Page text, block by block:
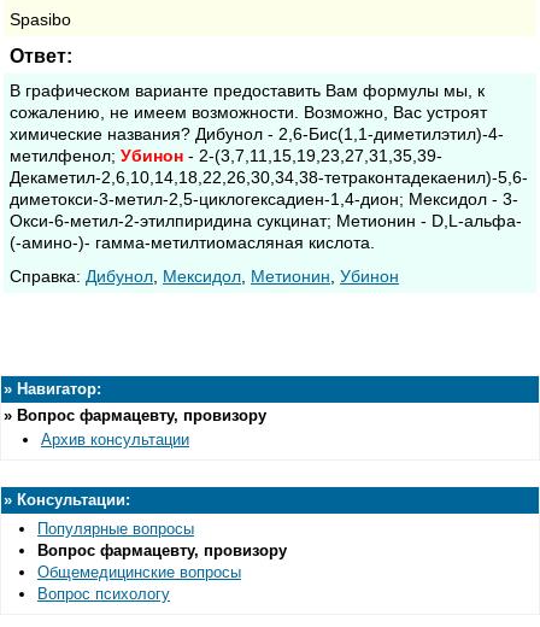
Spasibo
Ответ:
В графическом варианте предоставить Вам формулы мы, к
сожалению, не имеем возможности. Возможно, Вас устроят
химические названия? Дибунол - 2,6-Бис(1,1-диметилэтил)-4-
метилфенол; Убинон - 2-(3,7,11,15,19,23,27,31,35,39-
Декаметил-2,6,10,14,18,22,26,30,34,38-тетраконтадекаенил)-5,6-
диметокси-3-метил-2,5-циклогексадиен-1,4-дион; Мексидол - 3-
Окси-6-метил-2-этилпиридина сукцинат; Метионин - D,L-альфа-
(-амино-)- гамма-метилтиомасляная кислота.
Cправка: Дибунол Мексидол Метионин Убинон
» Навигатор:
» Вопрос фармацевту, провизору
Архив консультации
» Консультации:
Популярные вопросы
Вопрос фармацевту, провизору
Общемедицинские вопросы
Вопрос психологу